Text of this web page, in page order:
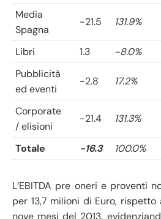
Media
Spagna
-21.5 131.9%
Libri 1.3 -8.0%
Pubblicità
ed eventi
-2.8 17.2%
Corporate
/ elisioni
-21.4 131.3%
Totale -16.3 100.0%
L’EBITDA pre oneri e proventi
per 13,7 milioni di Euro,